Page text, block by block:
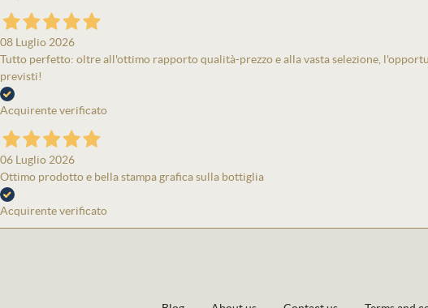
08 Luglio 2026
Tutto perfetto: oltre all'ottimo rapporto qualità-prezzo e alla vasta selezione,
previsti!
Acquirente verificato
06 Luglio 2026
Ottimo prodotto e bella stampa grafica sulla bottiglia
Acquirente verificato